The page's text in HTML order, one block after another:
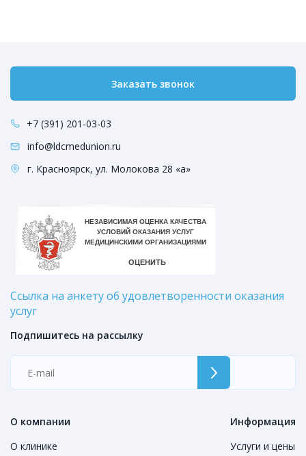
Заказать звонок
+7 (391) 201-03-03
info@ldcmedunion.ru
г. Красноярск, ул. Молокова 28 «а»
Ссылка на анкету об удовлетворенности оказания
услуг
О компании
О клинике
Информация
Услуги и цены
Подпишитесь на рассылку